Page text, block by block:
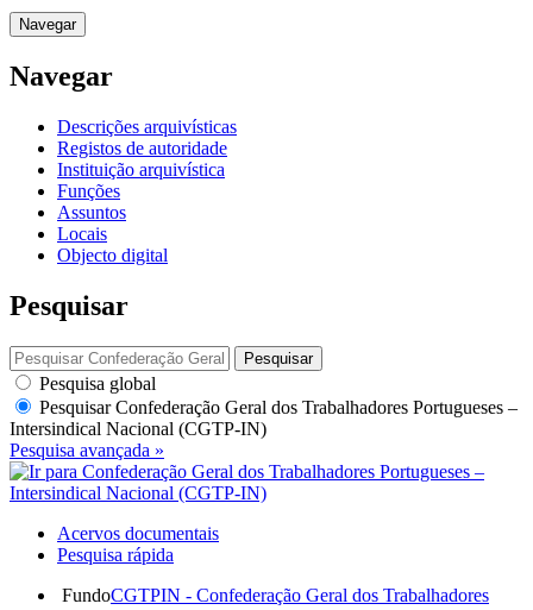
Navegar
Navegar
Descrições arquivísticas
Registos de autoridade
Instituição arquivística
Funções
Assuntos
Locais
Objecto digital
Pesquisar
Pesquisar
Pesquisa global
PesquisarConfederação Geral dos Trabalhadores Portugueses –
Intersindical Nacional (CGTP-IN)
Pesquisa avançada »
Acervos documentais
Pesquisa rápida
FundoCGTPIN - Confederação Geral dos Trabalhadores